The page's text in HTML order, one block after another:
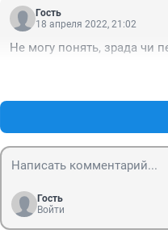
Гость
18 апреля 2022, 21:02
Не могу понять, зрада чи
Гость
Войти